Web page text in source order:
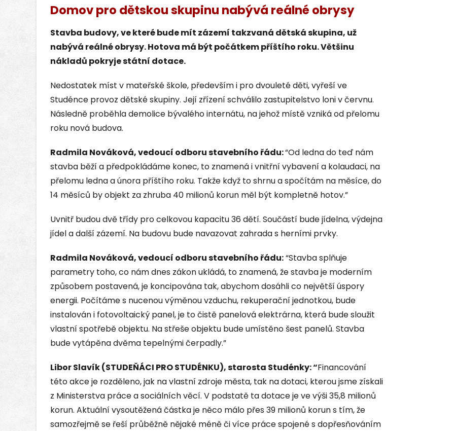
Domov pro dětskou skupinu nabývá reálné obrysy
Stavba budovy, ve které bude mít zázemí takzvaná dětská skupina, už
nabývá reálné obrysy. Hotova má být počátkem příštího roku. Většinu
nákladů pokryje státní dotace.
Nedostatek míst v mateřské škole, především i pro dvouleté děti, vyřeší ve
Studénce provoz dětské skupiny. Její zřízení schválilo zastupitelstvo loni v červnu.
Následně proběhla demolice bývalého internátu, na jehož místě vzniká od přelomu
roku nová budova.
Radmila Nováková, vedoucí odboru stavebního řádu:“Od ledna do teď nám
stavba běží a předpokládáme konec, to znamená i vnitřní vybavení a kolaudaci, na
přelomu ledna a února příštího roku. Takže když to shrnu a spočítám na měsíce, do
14 měsíců by objekt za zhruba 40 milionů korun měl být kompletně hotov.”
Uvnitř budou dvě třídy pro celkovou kapacitu 36 dětí. Součástí bude jídelna, výdejna
jídel a další zázemí. Na budovu bude navazovat zahrada s herními prvky.
Radmila Nováková, vedoucí odboru stavebního řádu:“Stavba splňuje
parametry toho, co nám dnes zákon ukládá, to znamená, že stavba je moderním
způsobem postavená, je koncipována tak, abychom dosáhli co největší úspory
energii. Počítáme s nucenou výměnou vzduchu, rekuperační jednotkou, bude
instalován i fotovoltaický panel, je to čistě panelová elektrárna, která bude sloužit
vlastní spotřebě objektu. Na střeše objektu bude umístěno šest panelů. Stavba
bude vytápěna dvěma tepelnými čerpadly.”
Libor Slavík (STUDEŇÁCI PRO STUDÉNKU), starosta Studénky: “Financování
této akce je rozděleno, jak na vlastní zdroje města, tak na dotaci, kterou jsme získali
z Ministerstva práce a sociálních věcí. V podstatě ta dotace je ve výši 35,8 milionů
korun. Aktuální vysoutěžená částka je něco málo přes 39 milionů korun s tím, že
samozřejmě se řeší průběžně nějaké méně či více práce spojené s dopřesňováním